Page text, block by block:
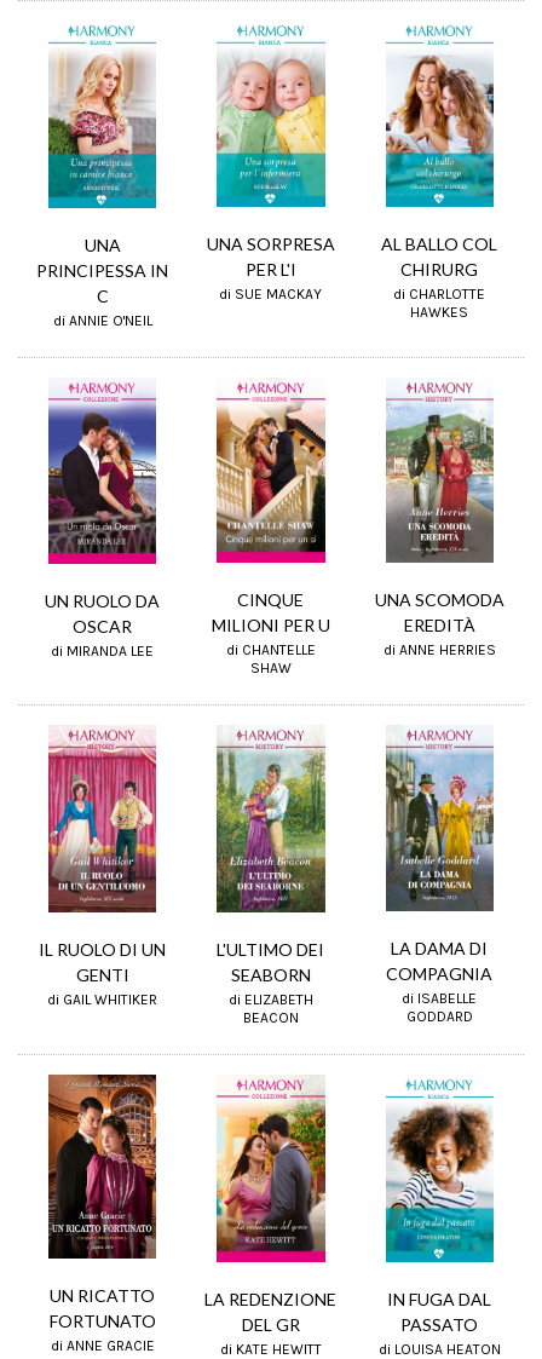
UNA
PRINCIPESSA IN
C
di ANNIE O'NEIL
UNA SORPRESA
PER L'I
di SUE MACKAY
AL BALLO COL
CHIRURG
di CHARLOTTE
HAWKES
UN RUOLO DA
OSCAR
di MIRANDA LEE
CINQUE
MILIONI PER U
di CHANTELLE
SHAW
UNA SCOMODA
EREDITÀ
di ANNE HERRIES
IL RUOLO DI UN
GENTI
di GAIL WHITIKER
L'ULTIMO DEI
SEABORN
di ELIZABETH
BEACON
LA DAMA DI
COMPAGNIA
di ISABELLE
GODDARD
UN RICATTO
FORTUNATO
di ANNE GRACIE
LA REDENZIONE
DEL GR
di KATE HEWITT
IN FUGA DAL
PASSATO
di LOUISA HEATON